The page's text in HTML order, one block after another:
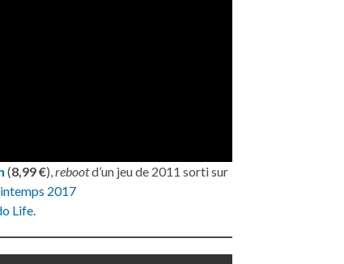
(8,99 €), rebootd’un jeu de 2011 sorti sur
2017
Life.